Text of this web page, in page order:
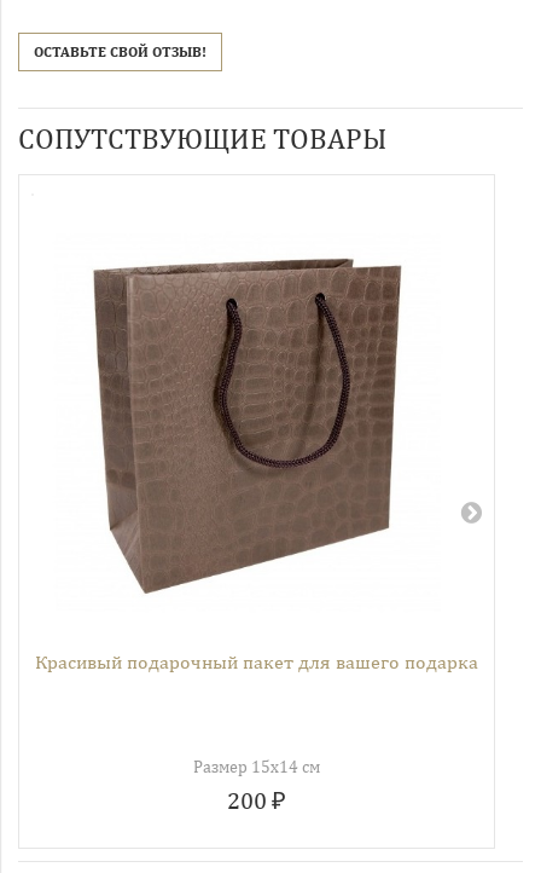
ОСТАВЬТЕ СВОЙ ОТЗЫВ!
СОПУТСТВУЮЩИЕ ТОВАРЫ
Красивый подарочный пакет для вашего подарка
Размер 15х14 см
200 ₽